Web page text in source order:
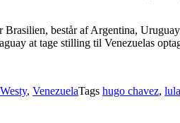
består af Argentina,
at tage stilling til Venezuelas
, VenezuelaTags hugo chavez, lula